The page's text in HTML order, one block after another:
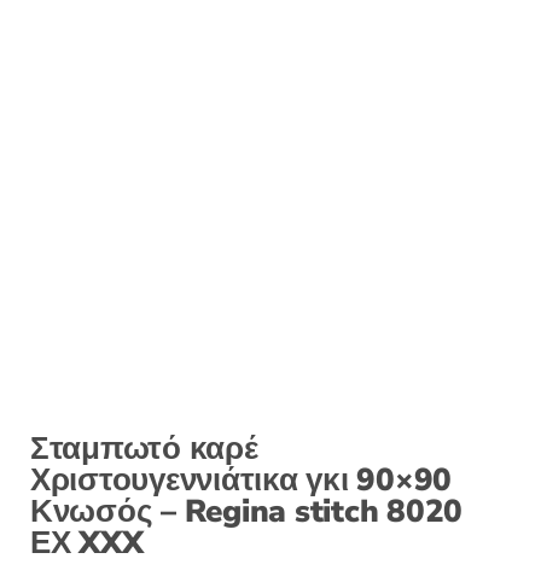
Σταμπωτό καρέ
Χριστουγεννιάτικα γκι 90×90
Κνωσός – Regina stitch 8020
ΕΧ XXX